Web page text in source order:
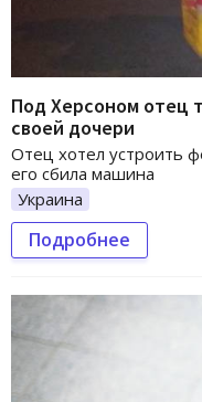
Под Херсоном отец
своей дочери
Отец хотел устроить
его сбила машина
Украина
Подробнее